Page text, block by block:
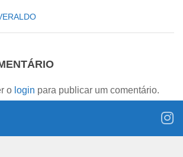
o login para publicar um comentário.